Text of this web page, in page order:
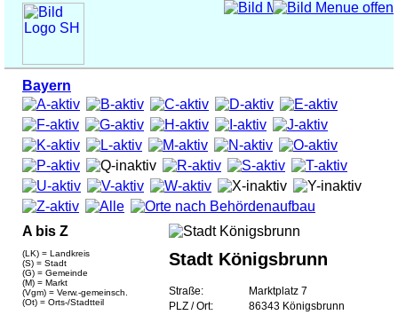
Bayern
A bis Z
(LK) = Landkreis
(S) = Stadt
(G) = Gemeinde
(M) = Markt
(Vgm) = Verw.-gemeinsch.
(Ot) = Orts-/Stadtteil
Stadt Königsbrunn
Straße:
Marktplatz 7
PLZ / Ort:
86343 Königsbrunn